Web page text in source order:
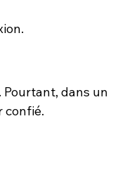
. Pourtant, dans un
confié.